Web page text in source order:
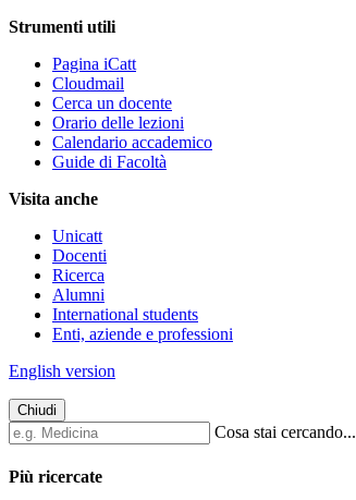
Strumenti utili
Pagina iCatt
Cloudmail
Cerca un docente
Orario delle lezioni
Calendario accademico
Guide di Facoltà
Visita anche
Unicatt
Docenti
Ricerca
Alumni
International students
Enti, aziende e professioni
English version
Chiudi
Cosa stai cercando...
Più ricercate